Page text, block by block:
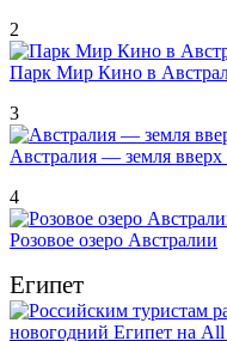
2
Парк Мир Кино в
3
Австралия — земля вверх
4
Розовое озеро Австралии
Египет